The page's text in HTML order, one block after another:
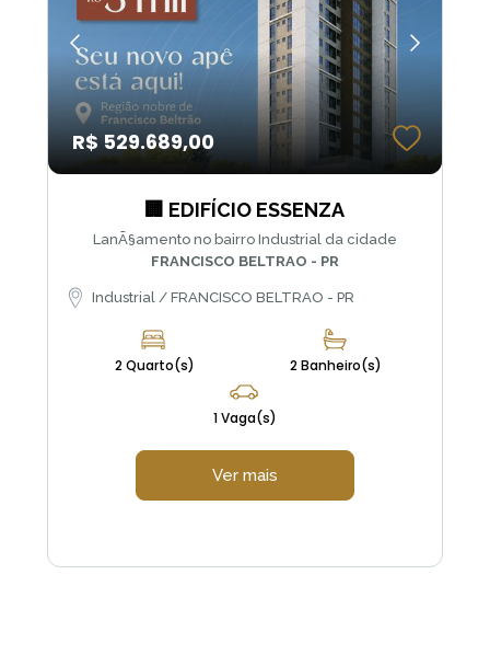
R$ 529.689,00
🏢 EDIFÍCIO ESSENZA
LanÃ§amento no bairro Industrial da cidade
FRANCISCO BELTRAO - PR
Industrial / FRANCISCO BELTRAO - PR
2 Quarto(s) 2 Banheiro(s)
1 Vaga(s)
Ver mais